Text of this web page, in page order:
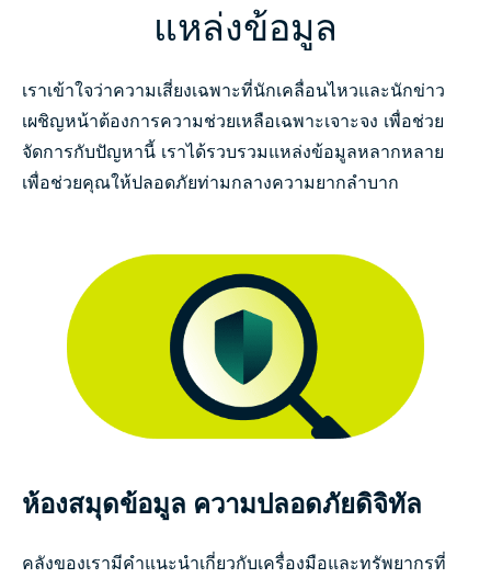
แหล่งข้อมูล
เราเข้าใจว่าความเสี่ยงเฉพาะที่นักเคลื่อนไหวและนักข่าว
เผชิญหน้าต้องการความช่วยเหลือเฉพาะเจาะจง เพื่อช่วย
จัดการกับปัญหานี้ เราได้รวบรวมแหล่งข้อมูลหลากหลาย
เพื่อช่วยคุณให้ปลอดภัยท่ามกลางความยากลำบาก
ห้องสมุดข้อมูล ความปลอดภัยดิจิทัล
คลังของเรามีคำแนะนำเกี่ยวกับเครื่องมือและทรัพยากรที่